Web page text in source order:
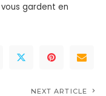
gardent en
NEXT ARTICLE